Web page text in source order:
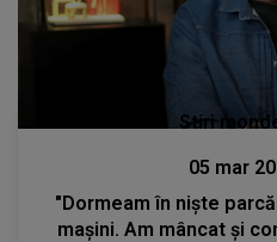
Stiri
05 mar
"Dormeam în niște
mașini. Am mâncat și